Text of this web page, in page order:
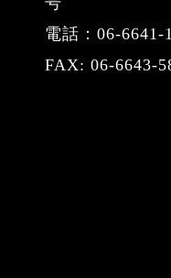
電話：06-6641-
FAX: 06-6643-